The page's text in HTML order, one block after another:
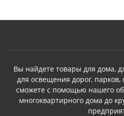
Вы найдете товары для дома,
для освещения дорог, парков,
сможете с помощью нашего
многоквартирного дома до